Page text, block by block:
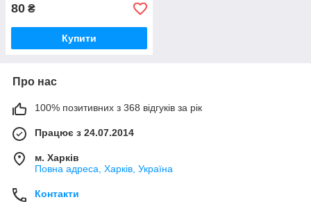
80 ₴
Купити
Про нас
100% позитивних з 368 відгуків за рік
Працює з 24.07.2014
м. Харків
Повна адреса, Харків, Україна
Контакти